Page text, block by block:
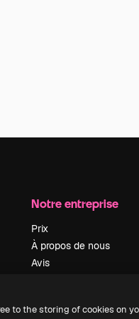
Notre entreprise
Prix
À propos de nous
Avis
recherche
to the storing of cookies on